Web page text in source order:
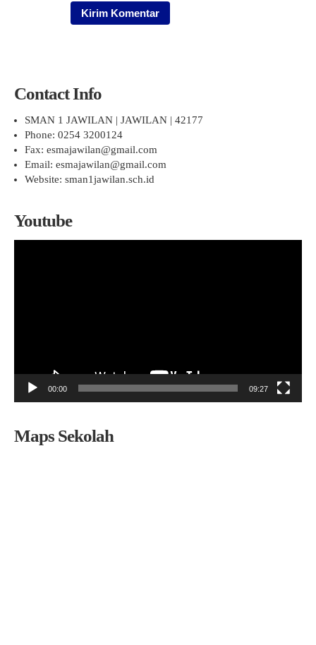
Contact Info
SMAN 1 JAWILAN | JAWILAN | 42177
Phone: 0254 3200124
Fax: esmajawilan@gmail.com
Email: esmajawilan@gmail.com
Website: sman1jawilan.sch.id
Youtube
00:00 09:27
Maps Sekolah